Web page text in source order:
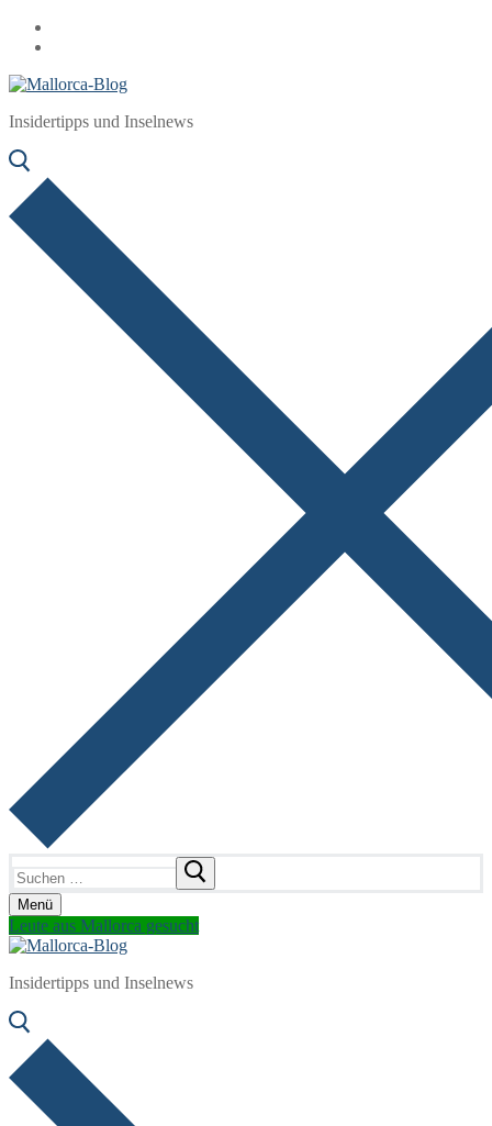
Zum
Inhalt
Menü
Schließen
Insidertipps und Inselnews
nach:
Menü
Leute aus Mallorca gesucht
Insidertipps und Inselnews